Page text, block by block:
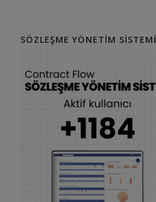
SÖZLEŞME YÖNETIM SISTEMI